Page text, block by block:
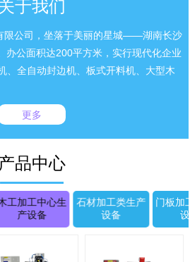
关于我们
公司，坐落于美丽的星城——湖南长沙
办公面积达200平方米，实行现代化企业
、全自动封边机、板式开料机、大型木
更多
产品中心
工加工中心生
产设备
石材加工类生产
设备
门板加